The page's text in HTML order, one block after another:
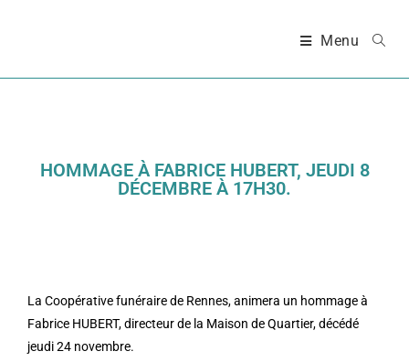
Menu
HOMMAGE À FABRICE HUBERT, JEUDI 8
DÉCEMBRE À 17H30.
La Coopérative funéraire de Rennes, animera un hommage à
Fabrice HUBERT, directeur de la Maison de Quartier, décédé
jeudi 24 novembre.